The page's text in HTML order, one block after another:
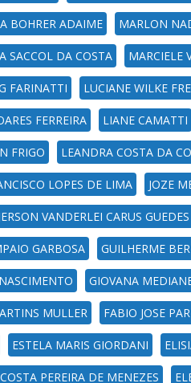
BOHRER ADAIME MARLON
SACCOL DA COSTA MARCIELE
FARINATTI LUCIANE WILKE
FERREIRA LIANE CAMATTI
FRIGO LEANDRA COSTA DA
LOPES DE LIMA JOZE
VANDERLEI CARUS GUEDES
GARBOSA GUILHERME
GIOVANA
MULLER FABIO JOSE
ESTELA MARIS GIORDANI
PEREIRA DE MENEZES